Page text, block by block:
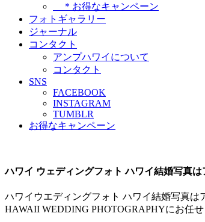
＊お得なキャンペーン
フォトギャラリー
ジャーナル
コンタクト
アンプハワイについて
コンタクト
SNS
FACEBOOK
INSTAGRAM
TUMBLR
お得なキャンペーン
ハワイ ウェディングフォト ハワイ結婚写真は
ハワイウエディングフォト ハワイ結婚写真は
HAWAII WEDDING PHOTOGRAPHYにお任せ